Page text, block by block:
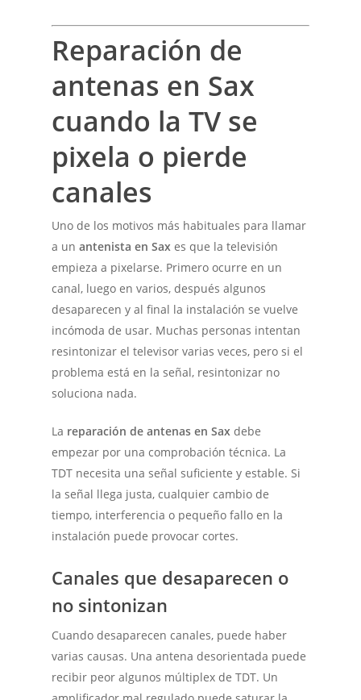
Reparación de
antenas en Sax
cuando la TV se
pixela o pierde
canales
Uno de los motivos más habituales para llamar
a unantenista en Sax es que la televisión
empieza a pixelarse. Primero ocurre en un
canal, luego en varios, después algunos
desaparecen y al final la instalación se vuelve
incómoda de usar. Muchas personas intentan
resintonizar el televisor varias veces, pero si el
problema está en la señal, resintonizar no
soluciona nada.
La reparación de antenas en Sax debe
empezar por una comprobación técnica. La
TDT necesita una señal suficiente y estable. Si
la señal llega justa, cualquier cambio de
tiempo, interferencia o pequeño fallo en la
instalación puede provocar cortes.
Canales que desaparecen o
no sintonizan
Cuando desaparecen canales, puede haber
varias causas. Una antena desorientada puede
recibir peor algunos múltiplex de TDT. Un